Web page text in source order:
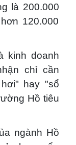
là 200.000
120.000
kinh doanh
chỉ cần
hay "sổ
Hồ tiêu
ngành Hồ